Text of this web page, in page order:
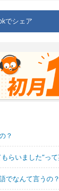
でシェア
？
らいました”っ
でなんて言うの？